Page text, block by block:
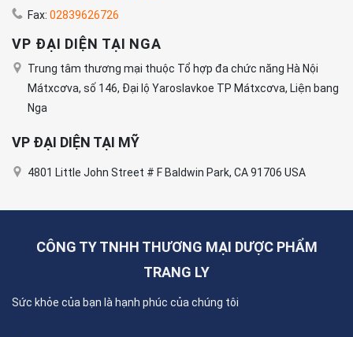
Fax: 02839626726
VP ĐẠI DIỆN TẠI NGA
Trung tâm thương mại thuộc Tổ hợp đa chức năng Hà Nội
Mátxcơva, số 146, Đại lộ Yaroslavkoe TP Mátxcơva, Liện bang
Nga
VP ĐẠI DIỆN TẠI MỸ
4801 Little John Street # F Baldwin Park, CA 91706 USA
CÔNG TY TNHH THƯƠNG MẠI DƯỢC PHẨM
TRANG LY
Sức khỏe của bạn là hạnh phúc của chúng tôi